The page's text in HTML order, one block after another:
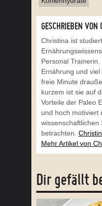
GESCHRIEBEN
Christina ist
Personal
Ernährung und
freie Minute
kurzem ist sie auf
Vorteile der Paleo
und hoch motiviert
wissenschaftlichen
betrachten.
Mehr Artikel von
Dir gefällt